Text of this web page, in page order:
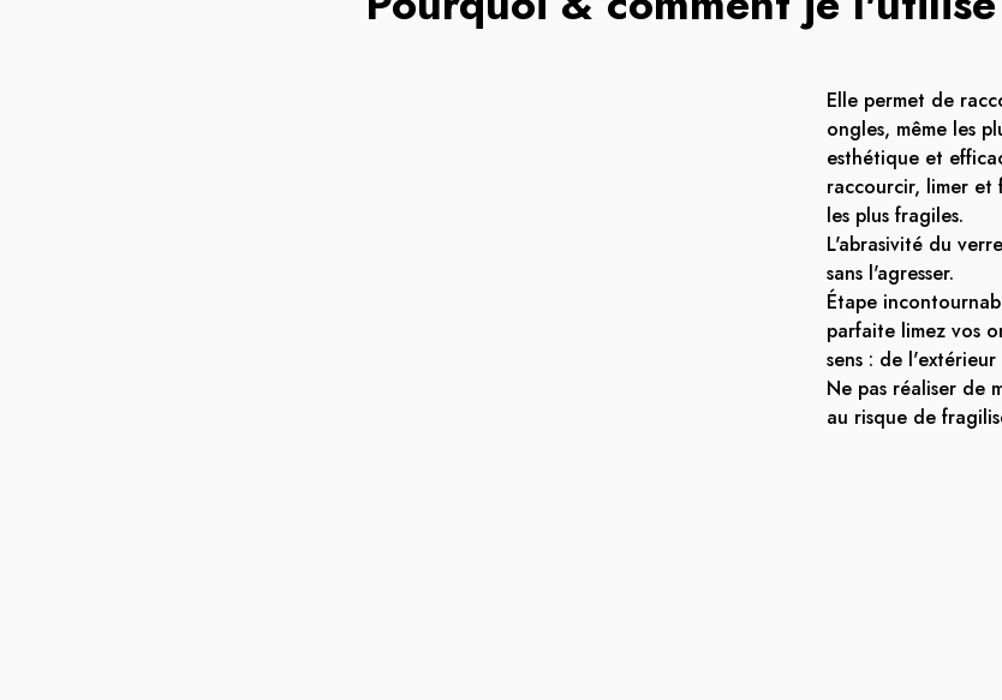
Elle permet de
ongles, même les
esthétique et
raccourcir, limer et
les plus fragiles.
L'abrasivité du
sans l'agresser.
Étape
parfaite limez vos
sens : de
Ne pas réaliser de
au risque de